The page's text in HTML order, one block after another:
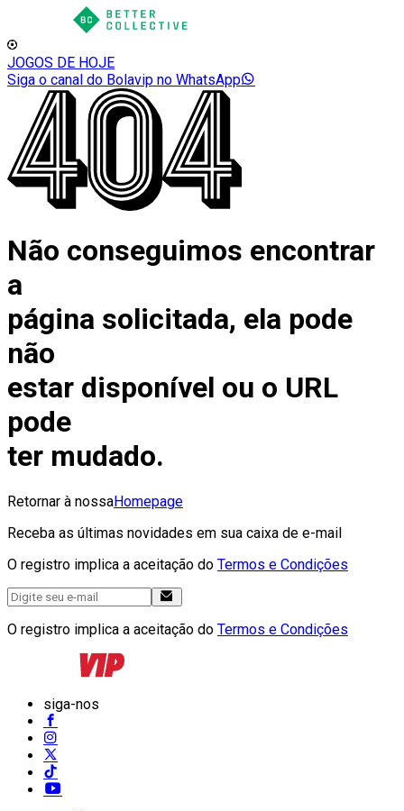
JOGOS DE HOJE
Siga o canal do Bolavip no WhatsApp
Não conseguimos encontrar
a
página solicitada, ela pode
não
estar disponível ou o URL
pode
ter mudado.
Retornar à nossaHomepage
Receba as últimas novidades em sua caixa de e-mail
O registro implica a aceitação do Termos e Condições
O registro implica a aceitação do Termos e Condições
siga-nos